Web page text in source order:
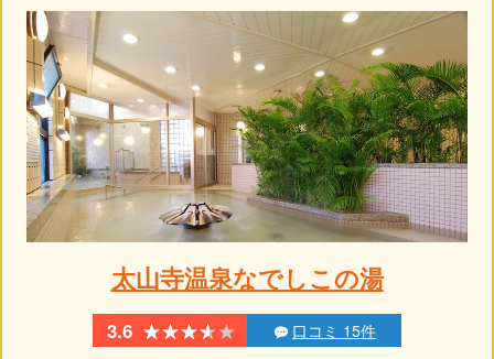
太山寺温泉なでしこの湯
3.6 ★★★★★
★★★★★ 口コミ 15件